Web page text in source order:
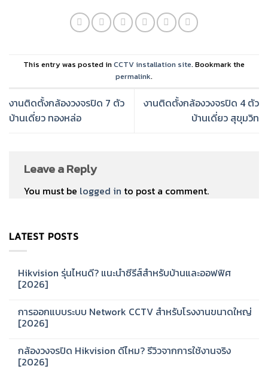
This entry was posted inCCTV installation site. Bookmark the
permalink.
งานติดตั้งกล้องวงจรปิด 7 ตัว
บ้านเดี่ยว ทองหล่อ
งานติดตั้งกล้องวงจรปิด 4 ตัว
บ้านเดี่ยว สุขุมวิท
Leave a Reply
You must be logged in to post a comment.
LATEST POSTS
Hikvision รุ่นไหนดี? แนะนำซีรีส์สำหรับบ้านและออฟฟิศ
[2026]
on
Hikvision
รุ่น
แนะนำ
ซี
รีส์
การออกแบบระบบ Network CCTV สำหรับโรงงานขนาดใหญ่
[2026]
on
การ
ออกแบบ
กล้องวงจรปิด Hikvision ดีไหม? รีวิวจากการใช้งานจริง
[2026]